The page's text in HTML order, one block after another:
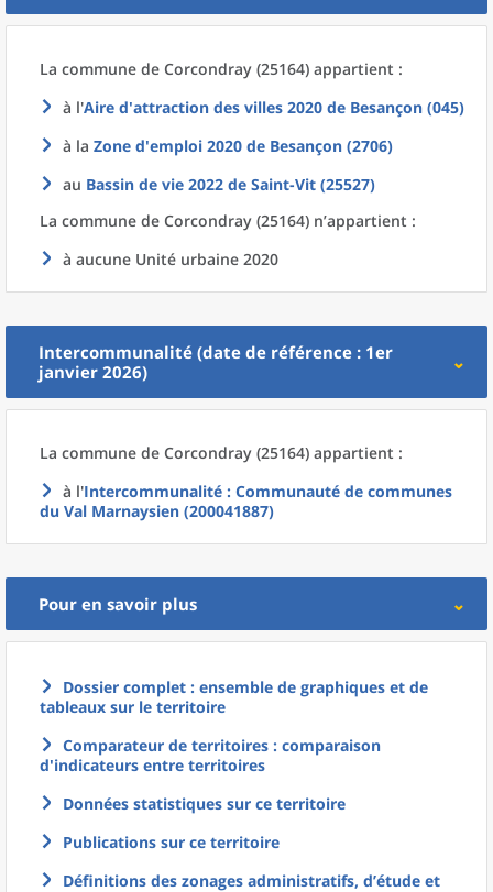
La commune de Corcondray (25164) appartient :
à l'Aire d'attraction des villes 2020 de Besançon (045)
à la Zone d'emploi 2020 de Besançon (2706)
au Bassin de vie 2022 de Saint-Vit (25527)
La commune de Corcondray (25164) n’appartient :
à aucune Unité urbaine 2020
Intercommunalité (date de référence : 1er
janvier 2026)
La commune de Corcondray (25164) appartient :
à l'Intercommunalité : Communauté de communes
du Val Marnaysien (200041887)
Pour en savoir plus
Dossier complet : ensemble de graphiques et de
tableaux sur le territoire
Comparateur de territoires : comparaison
d'indicateurs entre territoires
Données statistiques sur ce territoire
Publications sur ce territoire
Définitions des zonages administratifs, d’étude et